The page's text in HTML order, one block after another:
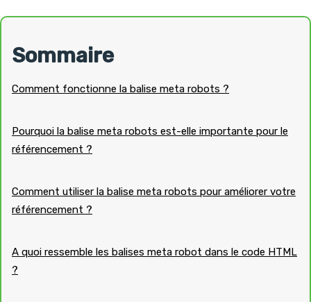
Sommaire
Comment fonctionne la balise meta robots ?
Pourquoi la balise meta robots est-elle importante pour le
référencement ?
Comment utiliser la balise meta robots pour améliorer votre
référencement ?
A quoi ressemble les balises meta robot dans le code HTML
?